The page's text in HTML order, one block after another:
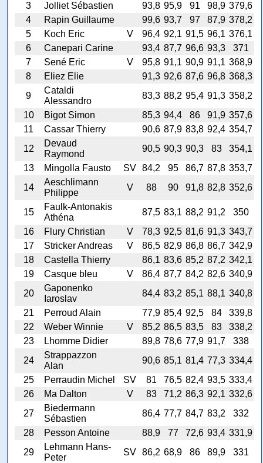
3
Jolliet Sébastien 93,8 95,9 91 98,9 379,6
4
Rapin Guillaume 99,6 93,7 97 87,9 378,2
5
Koch Eric V 96,4 92,1 91,5 96,1 376,1
6
Canepari Carine 93,4 87,7 96,6 93,3
371
7
Sené Eric V 95,8 91,1 90,9 91,1 368,9
8
Eliez Elie 91,3 92,6 87,6 96,8 368,3
9
Cataldi
Alessandro
83,3 88,2 95,4 91,3 358,2
10
Bigot Simon 85,3 94,4 86 91,9 357,6
11
Cassar Thierry 90,6 87,9 83,8 92,4 354,7
12
Devaud
Raymond
90,5 90,3 90,3 83
354,1
13
Mingolla Fausto SV 84,2 95 86,7 87,8 353,7
14
Aeschlimann
Philippe
V 88 90 91,8 82,8 352,6
15
Faulk-Antonakis
Athéna
87,5 83,1 88,2 91,2
350
16
Flury Christian V 78,3 92,5 81,6 91,3 343,7
17
Stricker Andreas V 86,5 82,9 86,8 86,7 342,9
18
Castella Thierry 86,1 83,6 85,2 87,2 342,1
19
Casque bleu V 86,4 87,7 84,2 82,6 340,9
20
Gaponenko
Iaroslav
84,4 83,2 85,1 88,1 340,8
21
Perroud Alain 77,9 85,4 92,5 84
339,8
22
Weber Winnie V 85,2 86,5 83,5 83
338,2
23
Lhomme Didier 89,8 78,6 77,9 91,7
338
24
Strappazzon
Alan
90,6 85,1 81,4 77,3 334,4
25
Perraudin Michel SV 81 76,5 82,4 93,5 333,4
26
Ma Dalton V 83 71,2 86,3 92,1 332,6
27
Biedermann
Sébastien
86,4 77,7 84,7 83,2
332
28
Pesson Antoine 88,9 77 72,6 93,4 331,9
29
Lehmann Hans-
Peter
SV 86,2 68,9 86 89,9 331